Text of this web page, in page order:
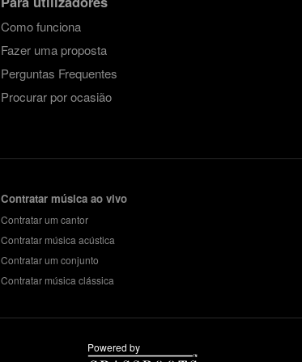
Como funciona
Fazer uma proposta
Perguntas Frequentes
Procurar por ocasião
Contratar música ao vivo
Contratar um cantor
Contratar música acústica
Contratar um conjunto
Contratar música clássica